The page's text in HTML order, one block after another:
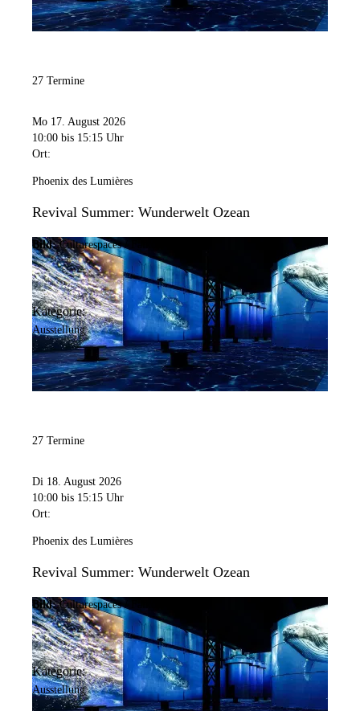
27 Termine
Mo 17. August 2026
10:00 bis 15:15 Uhr
Ort:
Phoenix des Lumières
Revival Summer: Wunderwelt Ozean
Bild: Culturespaces / Falko Wübbecke
Kategorie:
Ausstellung
27 Termine
Di 18. August 2026
10:00 bis 15:15 Uhr
Ort:
Phoenix des Lumières
Revival Summer: Wunderwelt Ozean
Bild: Culturespaces / Falko Wübbecke
Kategorie:
Ausstellung